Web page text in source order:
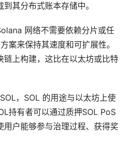
其分布式账本存储中。
网络不需要依赖分片或任
案来保持其速度和可扩展性。
链上构建，这比在以太坊或比特
，SOL 的用途与以太坊上使
持有者可以通过质押SOL PoS
户能够参与治理过程、获得奖